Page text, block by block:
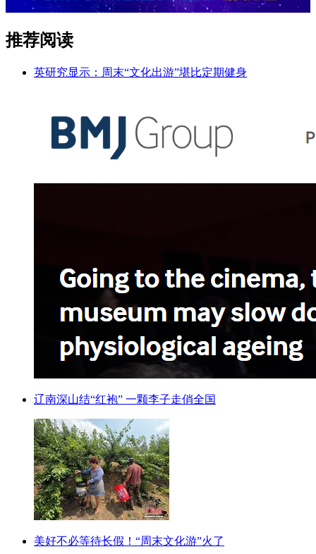
推荐阅读
英研究显示：周末“文化出游”堪比定期健身
辽南深山结“红袍” 一颗李子走俏全国
美好不必等待长假！“周末文化游”火了